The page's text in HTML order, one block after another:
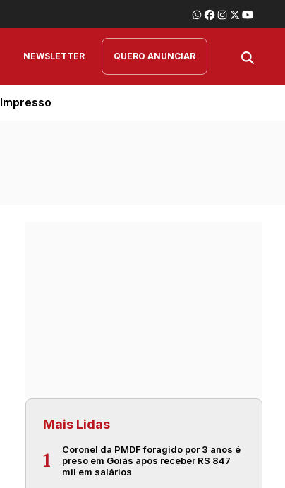
NEWSLETTER QUERO ANUNCIAR
Impresso
Mais Lidas
1
Coronel da PMDF foragido por 3 anos é
preso em Goiás após receber R$ 847
mil em salários